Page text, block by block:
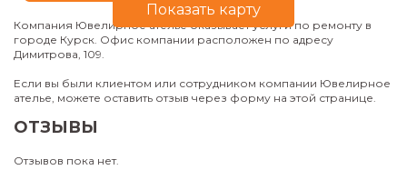
Показать карту
Компания Ювелирное ателье оказывает услуги по ремонту в
городе Курск. Офис компании расположен по адресу
Димитрова, 109.
Если вы были клиентом или сотрудником компании Ювелирное
ателье, можете оставить отзыв через форму на этой странице.
ОТЗЫВЫ
Отзывов пока нет.